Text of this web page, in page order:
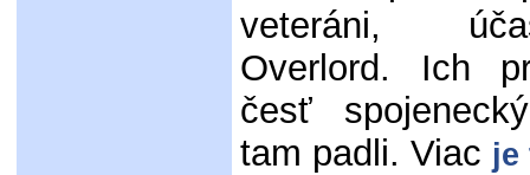
veteráni,
Overlord. Ich
česť
tam padli. Viac je